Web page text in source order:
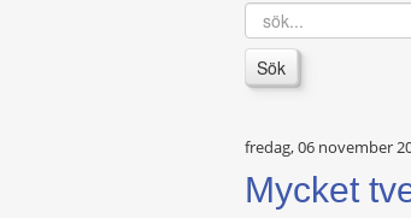
sök...
Sök
fredag, 06 november
Mycket